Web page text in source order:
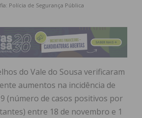
Polícia de Segurança Pública
do Vale do Sousa verificaram
aumentos na incidência de
(número de casos positivos por
entre 18 de novembro e 1